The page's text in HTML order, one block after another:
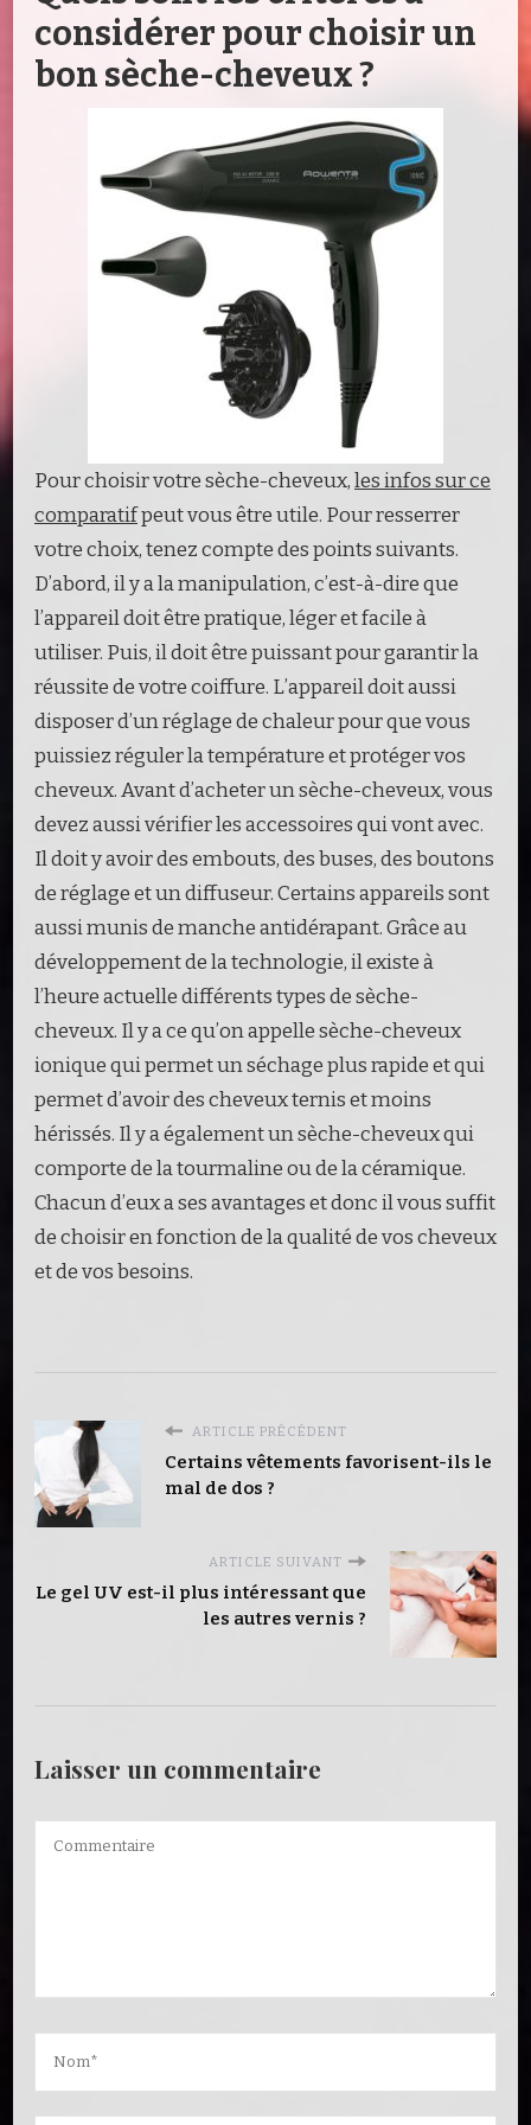
considérer pour choisir un
bon sèche-cheveux ?
Pour choisir votre sèche-cheveux,les infos sur ce
comparatifpeut vous être utile. Pour resserrer
votre choix, tenez compte des points suivants.
D’abord, il y a la manipulation, c’est-à-dire que
l’appareil doit être pratique, léger et facile à
utiliser. Puis, il doit être puissant pour garantir la
réussite de votre coiffure. L’appareil doit aussi
disposer d’un réglage de chaleur pour que vous
puissiez réguler la température et protéger vos
cheveux. Avant d’acheter un sèche-cheveux, vous
devez aussi vérifier les accessoires qui vont avec.
Il doit y avoir des embouts, des buses, des boutons
de réglage et un diffuseur. Certains appareils sont
aussi munis de manche antidérapant. Grâce au
développement de la technologie, il existe à
l’heure actuelle différents types de sèche-
cheveux. Il y a ce qu’on appelle sèche-cheveux
ionique qui permet un séchage plus rapide et qui
permet d’avoir des cheveux ternis et moins
hérissés. Il y a également un sèche-cheveux qui
comporte de la tourmaline ou de la céramique.
Chacun d’eux a ses avantages et donc il vous suffit
de choisir en fonction de la qualité de vos cheveux
et de vos besoins.
ARTICLE PRÉCÉDENT
Certains vêtements favorisent-ils le
mal de dos ?
ARTICLE SUIVANT
Le gel UV est-il plus intéressant que
les autres vernis ?
Laisser un commentaire